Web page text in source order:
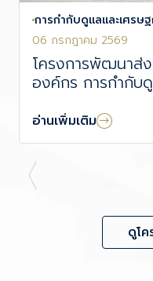
ดูโ
การกำกับดูแลและเศรษ
06 กรกฎาคม 2569
โครงการพัฒนาส่ง
องค์กร การกำกับ
อ่านเพิ่มเติม